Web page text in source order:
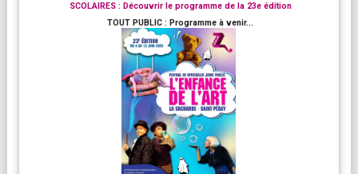
SCOLAIRES : Découvrir le programme de la 23e édition
TOUT PUBLIC : Programme à venir...